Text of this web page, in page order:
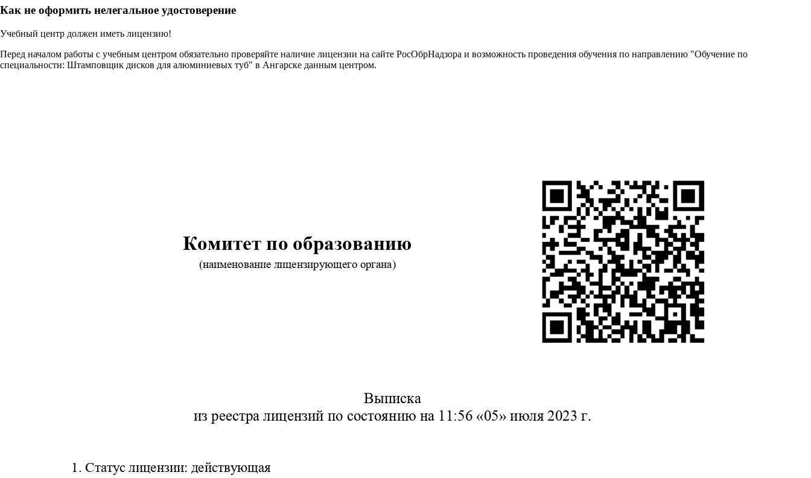
Как не оформить нелегальное удостоверение
Учебный центр должен иметь лицензию!
Перед началом работы с учебным центром обязательно проверяйте наличие лицензии на сайте РосОбрНадзора и возможность проведения обучения по направлению "Обучение по
специальности: Штамповщик дисков для алюминиевых туб" в Ангарске данным центром.